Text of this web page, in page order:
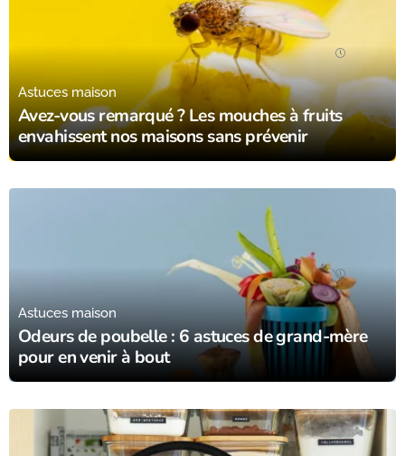
Avez-vous remarqué ? Les mouches à fruits
envahissent nos maisons sans prévenir
Astuces maison
Odeurs de poubelle : 6 astuces de grand-mère
pour en venir à bout
Astuces maison
04/11/23